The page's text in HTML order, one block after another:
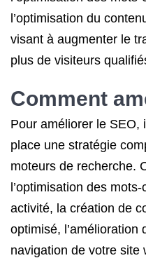
l’optimisation du
visant à augmenter le
plus de visiteurs
Comment
Pour améliorer le SEO,
place une stratégie
moteurs de recherche.
l’optimisation des
activité, la création de
optimisé, l’amélioration
navigation de votre site